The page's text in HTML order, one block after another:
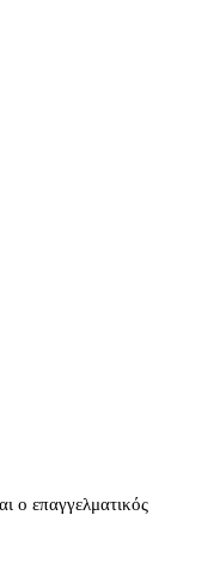
ο επαγγελματικός